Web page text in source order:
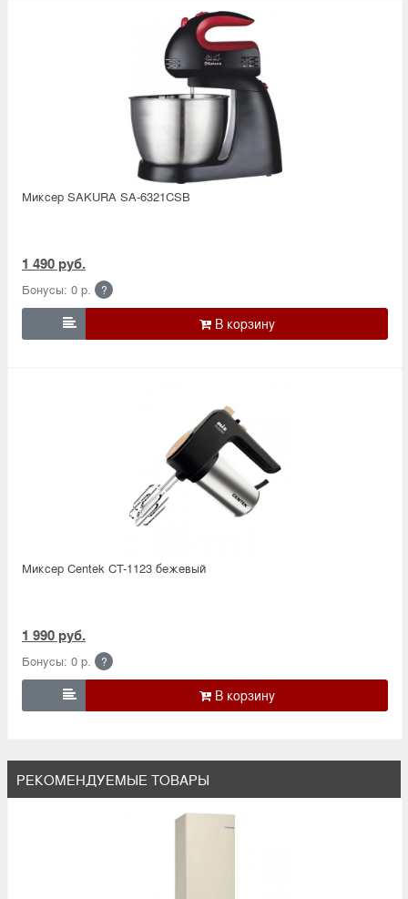
Миксер SAKURA SA-6321CSB
1 490 руб.
Бонусы: 0 р. ?

Миксер Centek CT-1123 бежевый
1 990 руб.
Бонусы: 0 р. ?

РЕКОМЕНДУЕМЫЕ ТОВАРЫ